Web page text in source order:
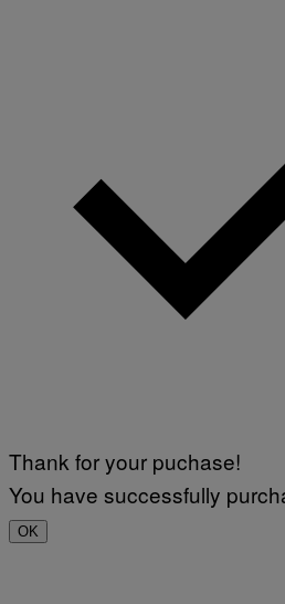
Thank for your puchase!
You have successfully
OK